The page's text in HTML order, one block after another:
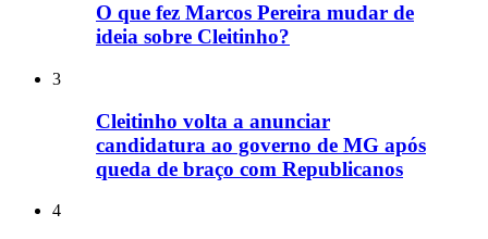
O que fez Marcos Pereira mudar de
ideia sobre Cleitinho?
3
Cleitinho volta a anunciar
candidatura ao governo de MG após
queda de braço com Republicanos
4